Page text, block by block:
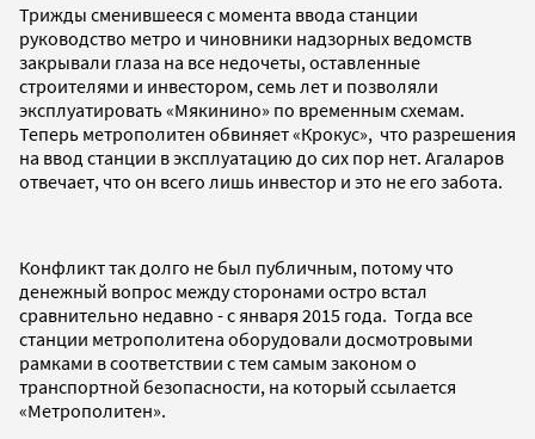
Трижды сменившееся с момента ввода станции
руководство метро и чиновники надзорных ведомств
закрывали глаза на все недочеты, оставленные
строителями и инвестором, семь лет и позволяли
эксплуатировать «Мякинино» по временным схемам.
Теперь метрополитен обвиняет «Крокус», что разрешения
на ввод станции в эксплуатацию до сих пор нет. Агаларов
отвечает, что он всего лишь инвестор и это не его забота.
Конфликт так долго не был публичным, потому что
денежный вопрос между сторонами остро встал
сравнительно недавно - с января 2015 года. Тогда все
станции метрополитена оборудовали досмотровыми
рамками в соответствии с тем самым законом о
транспортной безопасности, на который ссылается
«Метрополитен».